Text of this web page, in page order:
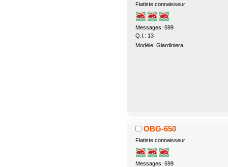
Fiatiste connaisseur
Messages: 699
Q.I.: 13
Modèle: Giardiniera
OBG-650
Fiatiste connaisseur
Messages: 699